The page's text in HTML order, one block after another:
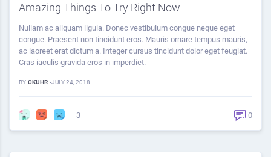
Amazing Things To Try Right Now
Nullam ac aliquam ligula. Donec vestibulum congue neque eget
congue. Praesent non tincidunt eros. Mauris ornare tempus mauris,
ac laoreet erat dictum a. Integer cursus tincidunt dolor eget feugiat.
Cras iaculis gravida eros in imperdiet.
BY CKUHR -JULY 24, 2018
3 0